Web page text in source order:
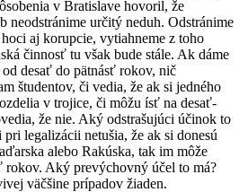
v Bratislave hovoril, že
neodstránime určitý neduh. Odstránime
aj korupcie, vytiahneme z toho
činnosť tu však bude stále. Ak dáme
desať do pätnásť rokov, nič
študentov, či vedia, že ak si jedného
v trojice, či môžu ísť na desať-
že nie. Aký odstrašujúci účinok to
legalizácii netušia, že ak si donesú
alebo Rakúska, tak im môže
Aký prevýchovný účel to má?
väčšine prípadov žiaden.